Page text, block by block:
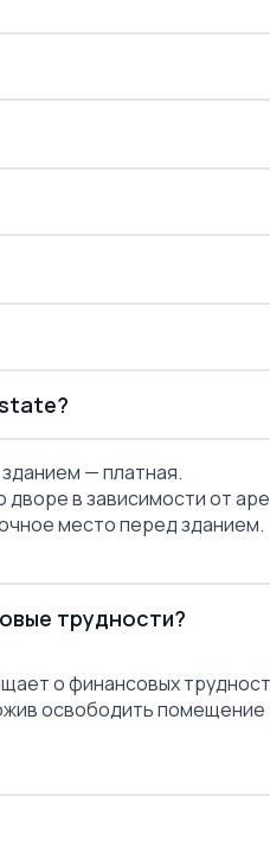
— платная.
дворе в зависимости от
место перед зданием.
трудности?
о финансовых
освободить помещение